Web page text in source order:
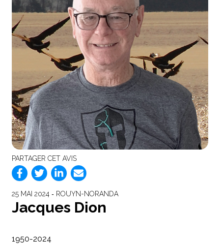
PARTAGER CET AVIS
25 MAI 2024 ‐ ROUYN-NORANDA
Jacques Dion
1950-2024